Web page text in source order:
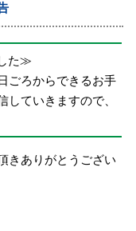
た≫
ごろからできるお手
していきますので、
きありがとうござい